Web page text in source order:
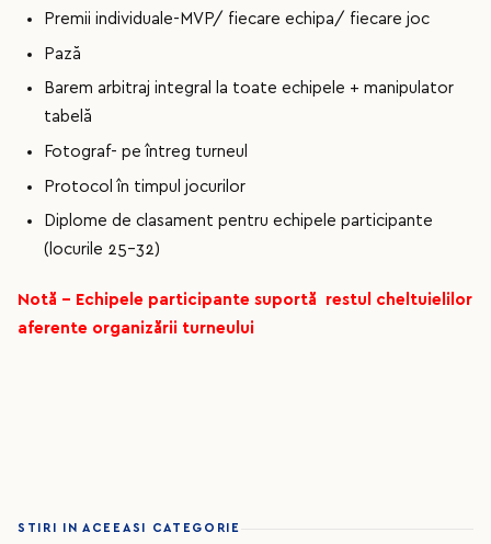
Premii individuale-MVP/ fiecare echipa/ fiecare joc
Pază
Barem arbitraj integral la toate echipele + manipulator
tabelă
Fotograf- pe întreg turneul
Protocol în timpul jocurilor
Diplome de clasament pentru echipele participante
(locurile 25-32)
Notă – Echipele participante suportă restul cheltuielilor
aferente organizării turneului
STIRI IN ACEEASI CATEGORIE